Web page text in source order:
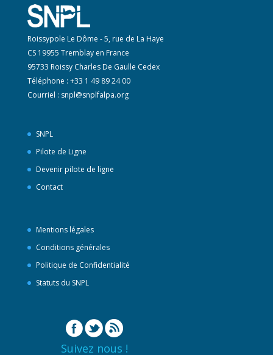
Roissypole Le Dôme - 5, rue de La Haye
CS 19955 Tremblay en France
95733 Roissy Charles De Gaulle Cedex
Téléphone : +33 1 49 89 24 00
Courriel : snpl@snplfalpa.org
SNPL
Pilote de Ligne
Devenir pilote de ligne
Contact
Mentions légales
Conditions générales
Politique de Confidentialité
Statuts du SNPL
Suivez nous !